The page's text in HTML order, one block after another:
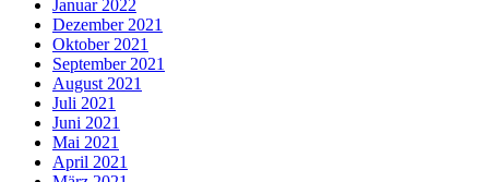
Januar 2022
Dezember 2021
Oktober 2021
September 2021
August 2021
Juli 2021
Juni 2021
Mai 2021
April 2021